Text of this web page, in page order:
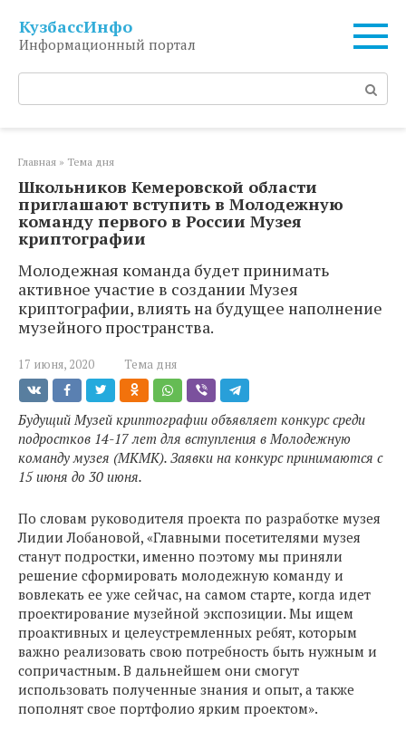
контенту
КузбассИнфо
Информационный портал
Поиск:
Главная » Тема дня
Школьников Кемеровской области
приглашают вступить в Молодежную
команду первого в России Музея
криптографии
Молодежная команда будет принимать
активное участие в создании Музея
криптографии, влиять на будущее наполнение
музейного пространства.
17 июня, 2020 Тема дня
Будущий Музей криптографии объявляет конкурс среди
подростков 14-17 лет для вступления в Молодежную
команду музея (МКМК). Заявки на конкурс принимаются с
15 июня до 30 июня.
По словам руководителя проекта по разработке музея
Лидии Лобановой, «Главными посетителями музея
станут подростки, именно поэтому мы приняли
решение сформировать молодежную команду и
вовлекать ее уже сейчас, на самом старте, когда идет
проектирование музейной экспозиции. Мы ищем
проактивных и целеустремленных ребят, которым
важно реализовать свою потребность быть нужным и
сопричастным. В дальнейшем они смогут
использовать полученные знания и опыт, а также
пополнят свое портфолио ярким проектом».